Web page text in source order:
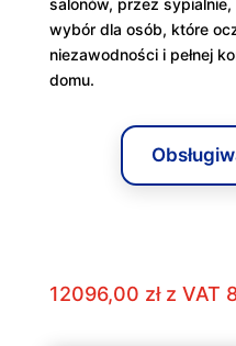
salonów, przez
wybór dla osób, które
niezawodności i pełnej
domu.
12096,00 zł z VAT